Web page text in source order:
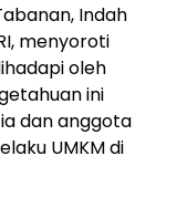
Indah
menyoroti
oleh
ini
dan anggota
UMKM di